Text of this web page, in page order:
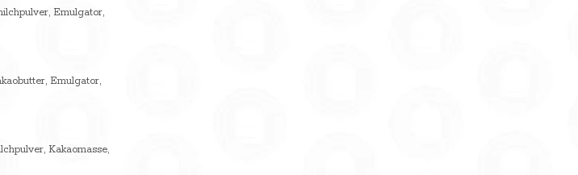
Emulgator,
Emulgator,
Kakaomasse,